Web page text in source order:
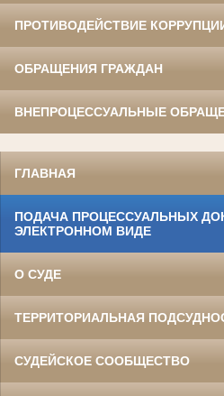
ПРОТИВОДЕЙСТВИЕ
ОБРАЩЕНИЯ ГРАЖДАН
ВНЕПРОЦЕССУАЛЬНЫЕ
ГЛАВНАЯ
ПОДАЧА ПРОЦЕССУАЛЬНЫХ
ЭЛЕКТРОННОМ ВИДЕ
О СУДЕ
ТЕРРИТОРИАЛЬНАЯ
СУДЕЙСКОЕ СООБЩЕСТВО